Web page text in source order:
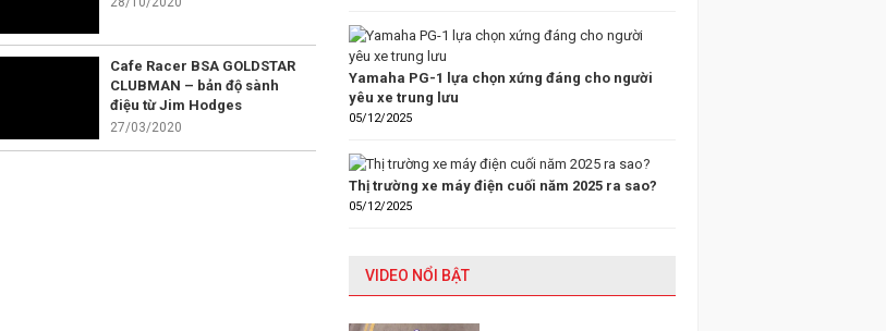
Cafe Racer BSA GOLDSTAR
CLUBMAN – bản độ sành
điệu từ Jim Hodges
27/03/2020
Yamaha PG-1 lựa chọn xứng đáng cho người
yêu xe trung lưu
05/12/2025
Thị trường xe máy điện cuối năm 2025 ra sao?
05/12/2025
VIDEO NỔI BẬT